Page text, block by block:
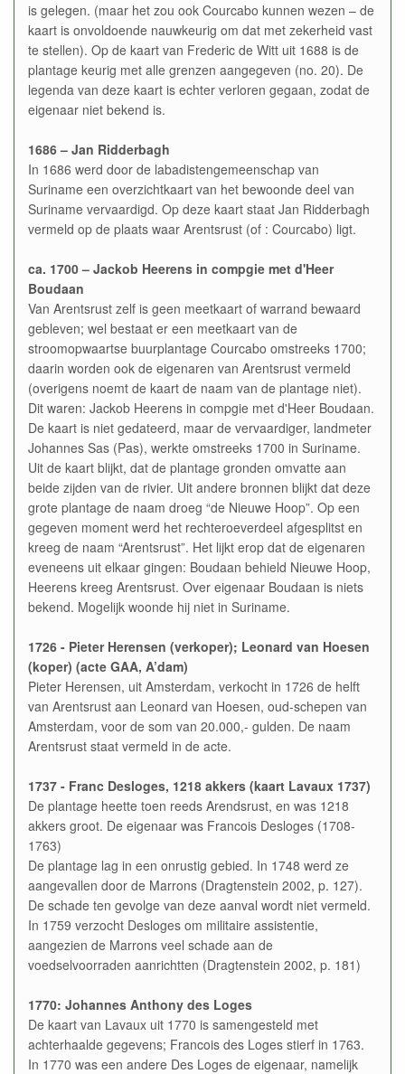
is gelegen. (maar het zou ook Courcabo kunnen wezen – de
kaart is onvoldoende nauwkeurig om dat met zekerheid vast
te stellen). Op de kaart van Frederic de Witt uit 1688 is de
plantage keurig met alle grenzen aangegeven (no. 20). De
legenda van deze kaart is echter verloren gegaan, zodat de
eigenaar niet bekend is.
1686 – Jan Ridderbagh
In 1686 werd door de labadistengemeenschap van
Suriname een overzichtkaart van het bewoonde deel van
Suriname vervaardigd. Op deze kaart staat Jan Ridderbagh
vermeld op de plaats waar Arentsrust (of : Courcabo) ligt.
ca. 1700 – Jackob Heerens in compgie met d'Heer
Boudaan
Van Arentsrust zelf is geen meetkaart of warrand bewaard
gebleven; wel bestaat er een meetkaart van de
stroomopwaartse buurplantage Courcabo omstreeks 1700;
daarin worden ook de eigenaren van Arentsrust vermeld
(overigens noemt de kaart de naam van de plantage niet).
Dit waren: Jackob Heerens in compgie met d'Heer Boudaan.
De kaart is niet gedateerd, maar de vervaardiger, landmeter
Johannes Sas (Pas), werkte omstreeks 1700 in Suriname.
Uit de kaart blijkt, dat de plantage gronden omvatte aan
beide zijden van de rivier. Uit andere bronnen blijkt dat deze
grote plantage de naam droeg “de Nieuwe Hoop”. Op een
gegeven moment werd het rechteroeverdeel afgesplitst en
kreeg de naam “Arentsrust”. Het lijkt erop dat de eigenaren
eveneens uit elkaar gingen: Boudaan behield Nieuwe Hoop,
Heerens kreeg Arentsrust. Over eigenaar Boudaan is niets
bekend. Mogelijk woonde hij niet in Suriname.
1726 - Pieter Herensen (verkoper); Leonard van Hoesen
(koper) (acte GAA, A’dam)
Pieter Herensen, uit Amsterdam, verkocht in 1726 de helft
van Arentsrust aan Leonard van Hoesen, oud-schepen van
Amsterdam, voor de som van 20.000,- gulden. De naam
Arentsrust staat vermeld in de acte.
1737 - Franc Desloges, 1218 akkers (kaart Lavaux 1737)
De plantage heette toen reeds Arendsrust, en was 1218
akkers groot. De eigenaar was Francois Desloges (1708-
1763)
De plantage lag in een onrustig gebied. In 1748 werd ze
aangevallen door de Marrons (Dragtenstein 2002, p. 127).
De schade ten gevolge van deze aanval wordt niet vermeld.
In 1759 verzocht Desloges om militaire assistentie,
aangezien de Marrons veel schade aan de
voedselvoorraden aanrichtten (Dragtenstein 2002, p. 181)
1770: Johannes Anthony des Loges
De kaart van Lavaux uit 1770 is samengesteld met
achterhaalde gegevens; Francois des Loges stierf in 1763.
In 1770 was een andere Des Loges de eigenaar, namelijk